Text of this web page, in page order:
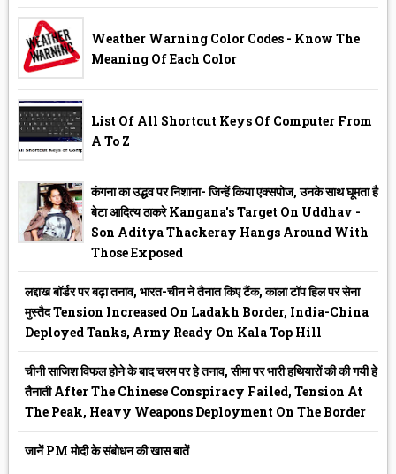
Weather Warning Color Codes - Know The
Meaning Of Each Color
List Of All Shortcut Keys Of Computer From
A To Z
कंगना का उद्धव पर निशाना- जिन्हें किया एक्सपोज, उनके साथ घूमता है
बेटा आदित्य ठाकरे Kangana's Target On Uddhav -
Son Aditya Thackeray Hangs Around With
Those Exposed
लद्दाख बॉर्डर पर बढ़ा तनाव, भारत-चीन ने तैनात किए टैंक, काला टॉप हिल पर सेना
मुस्तैद Tension Increased On Ladakh Border, India-China
Deployed Tanks, Army Ready On Kala Top Hill
चीनी साजिश विफल होने के बाद चरम पर हे तनाव, सीमा पर भारी हथियारों की की गयी हे
तैनाती After The Chinese Conspiracy Failed, Tension At
The Peak, Heavy Weapons Deployment On The Border
जानें PM मोदी के संबोधन की खास बातें